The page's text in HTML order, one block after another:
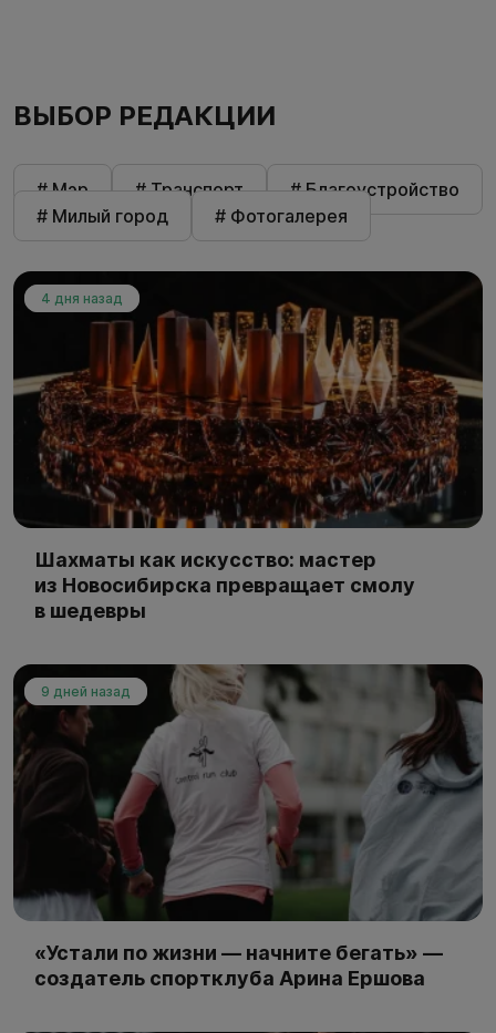
ВЫБОР РЕДАКЦИИ
# Мэр # Транспорт
# Благоустройство
# Милый город
# Фотогалерея
4 дня назад
Шахматы как искусство: мастер
из Новосибирска превращает смолу
в шедевры
9 дней назад
«Устали по жизни — начните бегать» —
создатель спортклуба Арина Ершова